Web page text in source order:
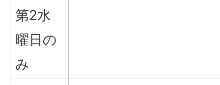
第2水
曜日の
み